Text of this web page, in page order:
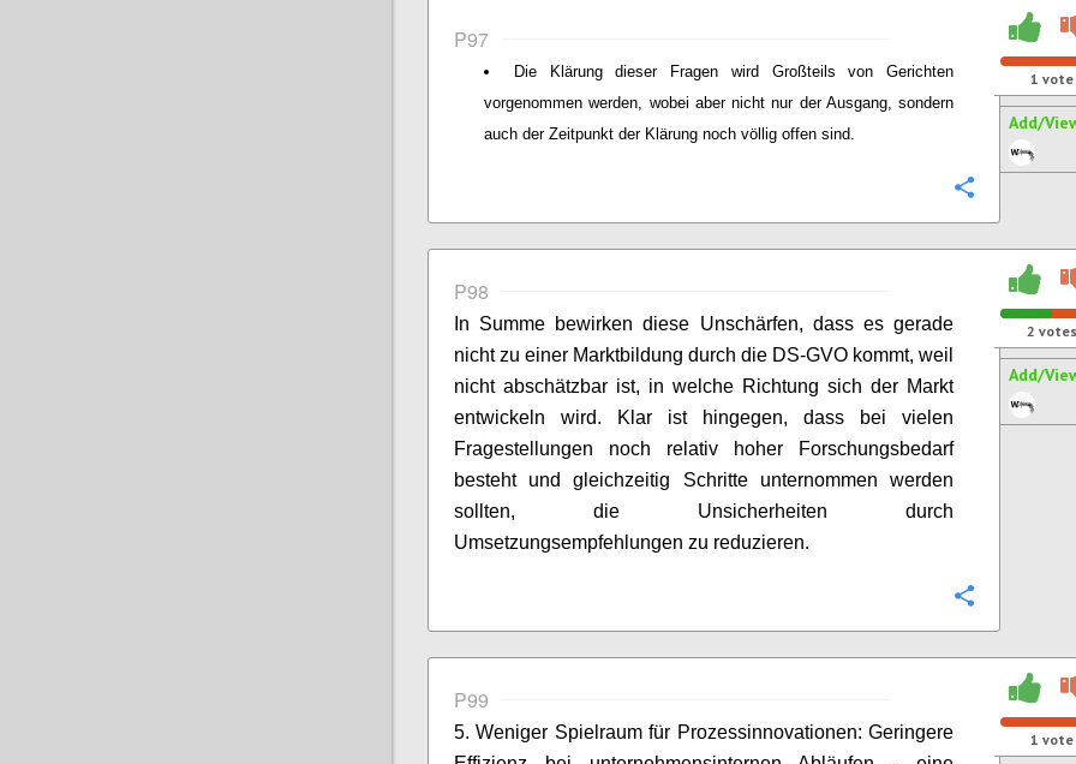
P97
Die Klärung dieser Fragen wird Großteils von Gerichten
vorgenommen werden, wobei aber nicht nur der Ausgang, sondern
auch der Zeitpunkt der Klärung noch völlig offen sind.
1 vote
Add/
P98
In Summe bewirken diese Unschärfen, dass es gerade
nicht zu einer Marktbildung durch die DS-GVO kommt, weil
nicht abschätzbar ist, in welche Richtung sich der Markt
entwickeln wird. Klar ist hingegen, dass bei vielen
Fragestellungen noch relativ hoher Forschungsbedarf
besteht und gleichzeitig Schritte unternommen werden
sollten, die Unsicherheiten durch
Umsetzungsempfehlungen zu reduzieren.
2 votes
Add/
P99
5. Weniger Spielraum für Prozessinnovationen: Geringere
1 vote